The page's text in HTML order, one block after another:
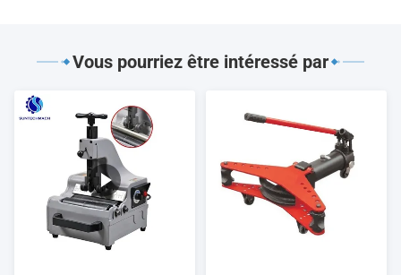
Vous pourriez être intéressé par